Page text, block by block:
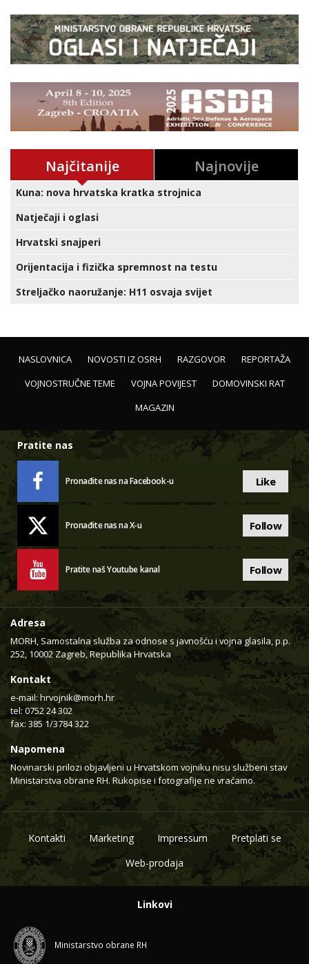
Najčitanije Najnovije
Kuna: nova hrvatska kratka strojnica
Natječaji i oglasi
Hrvatski snajperi
Orijentacija i fizička spremnost na testu
Streljačko naoružanje: H11 osvaja svijet
NASLOVNICA NOVOSTI IZ OSRH RAZGOVOR
REPORTAŽA
VOJNOSTRUČNE TEME
VOJNA POVIJEST
DOMOVINSKI RAT
MAGAZIN
Pratite nas
Pronađite nas na Facebook-u Like
Pronađite nas na X-u Follow
Pratite naš Youtube kanal Follow
Adresa
MORH, Samostalna služba za odnose s javnošću i vojna glasila, p.p.
252, 10002 Zagreb, Republika Hrvatska
Kontakt
e-mail: hrvojnik@morh.hr
tel: 0752 24 302
fax: 385 1/3784 322
Napomena
Novinarski prilozi objavljeni u Hrvatskom vojniku nisu službeni stav
Ministarstva obrane RH. Rukopise i fotografije ne vraćamo.
Kontakti Marketing Impressum
Pretplati se
Web-prodaja
Linkovi
Ministarstvo obrane RH